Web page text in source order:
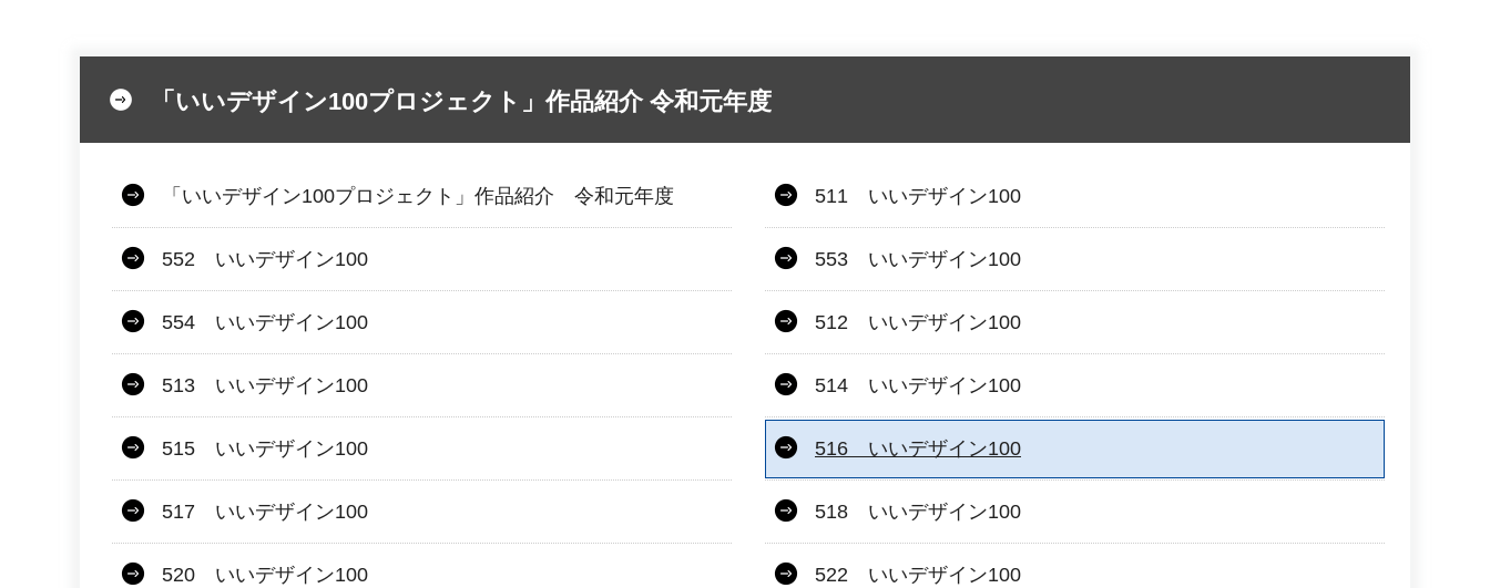
「いいデザイン100プロジェクト」作品紹介 令和元年度
「いいデザイン100プロジェクト」作品紹介 令和元年度 511 いいデザイン100
552 いいデザイン100 553 いいデザイン100
554 いいデザイン100 512 いいデザイン100
513 いいデザイン100 514 いいデザイン100
515 いいデザイン100 516 いいデザイン100
517 いいデザイン100 518 いいデザイン100
520 いいデザイン100 522 いいデザイン100